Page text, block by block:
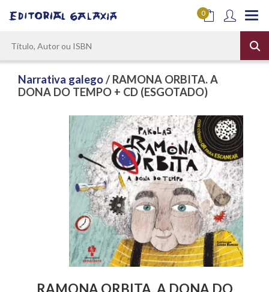
0
Narrativa galego/ RAMONA ORBITA. A
DONA DO TEMPO + CD (ESGOTADO)